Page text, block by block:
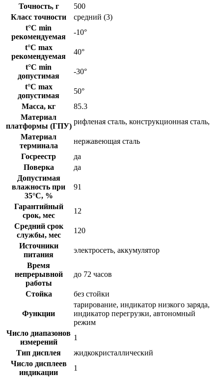
Точность, г
500
Класс точности
средний (3)
t°C min
рекомендуемая
-10°
t°C max
рекомендуемая
40°
t°C min
допустимая
-30°
t°C max
допустимая
50°
Масса, кг
85.3
Материал
платформы (ГПУ)
рифленая сталь, конструкционная сталь,
Материал
терминала
нержавеющая сталь
Госреестр
да
Поверка
да
Допустимая
влажность при
35°С, %
91
Гарантийный
срок, мес
12
Средний срок
службы, мес
120
Источники
питания
электросеть, аккумулятор
Время
непрерывной
работы
до 72 часов
Стойка без стойки
Функции
тарирование, индикатор низкого заряда,
индикатор перегрузки, автономный
режим
Число диапазонов
измерений
1
Тип дисплея
жидкокристаллический
Число дисплеев
индикации
1